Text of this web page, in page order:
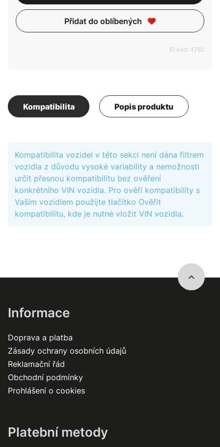
Přidat do oblíbených
ID kód: 4782
Kompatibilita Popis produktu
Kompatibilita vozidel v této sekci není dána filtrem
vozidla z důvodu vysoké variability a nemožnosti
určit přesnou kompatibilitu bez ověření
konkrétního VIN vozidla. Pro ověří kompatibility s
Vaším vozidlem použijte tlačítko Ověřit
kompatibilitu, kde je nutné vložit VIN vozidla.
Informace
Doprava a platba
Zásady ochrany osobních údajů
Reklamační řád
Obchodní podmínky
Prohlášení o cookies
Platební metody